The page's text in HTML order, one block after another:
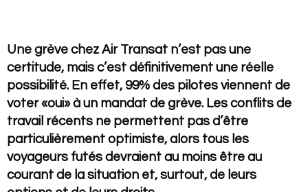
Une grève chez Air Transat n’est pas une
certitude, mais c’est définitivement une réelle
possibilité. En effet, 99% des pilotes viennent de
voter «oui» à un mandat de grève. Les conflits de
travail récents ne permettent pas d’être
particulièrement optimiste, alors tous les
voyageurs futés devraient au moins être au
courant de la situation et, surtout, de leurs